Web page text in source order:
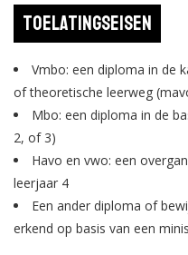
Toelatingseisen
Vmbo: een diploma in de
of theoretische leerweg
Mbo: een diploma in de
2, of 3)
Havo en vwo: een
leerjaar 4
Een ander diploma of
erkend op basis van een